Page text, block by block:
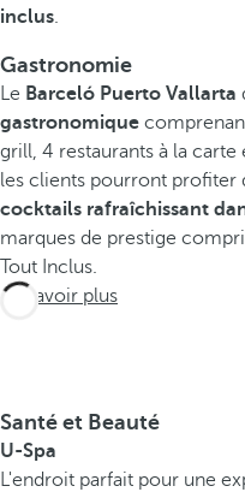
inclus.
Gastronomie
Le Barceló Puerto Vallarta
gastronomique
grill, 4 restaurants à la
les clients pourront profiter
cocktails rafraîchissant
marques de prestige
Tout Inclus.
En savoir plus
Santé et Beauté
U-Spa
L'endroit parfait pour une